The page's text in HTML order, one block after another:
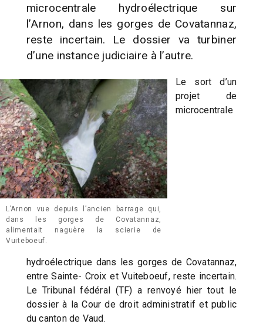
microcentrale hydroélectrique sur
l’Arnon, dans les gorges de Covatannaz,
reste incertain. Le dossier va turbiner
d’une instance judiciaire à l’autre.
L’Arnon vue depuis l’ancien barrage qui,
dans les gorges de Covatannaz,
alimentait naguère la scierie de
Vuiteboeuf.
Le sort d’un
projet de
microcentrale
hydroélectrique dans les gorges de Covatannaz,
entre Sainte- Croix et Vuiteboeuf, reste incertain.
Le Tribunal fédéral (TF) a renvoyé hier tout le
dossier à la Cour de droit administratif et public
du canton de Vaud.